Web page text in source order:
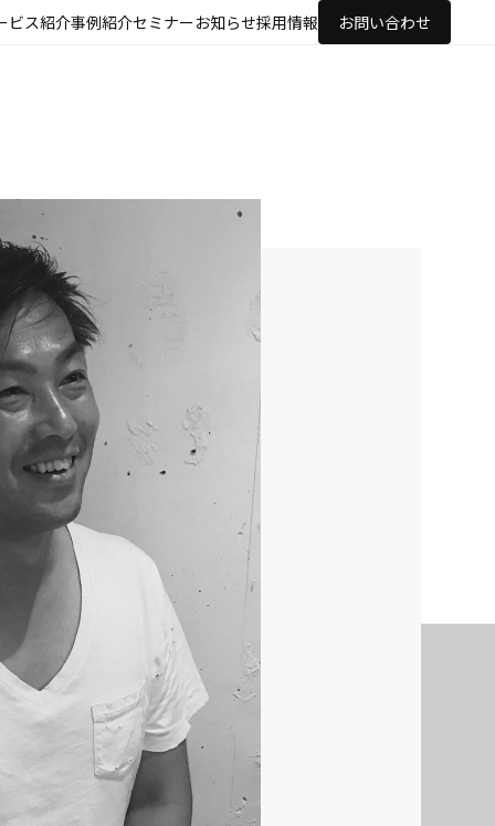
ビス紹介事例紹介セミナーお知らせ採用情報 お問い合わせ